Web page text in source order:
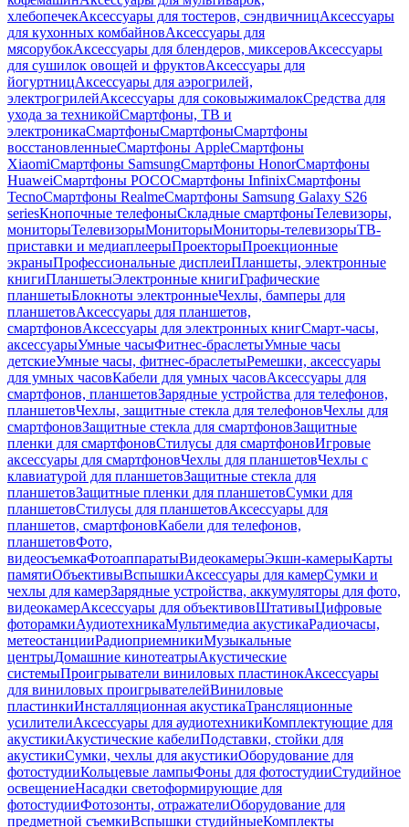
хлебопечекАксессуары для тостеров, сэндвичницАксессуары
для кухонных комбайновАксессуары для
мясорубокАксессуары для блендеров, миксеровАксессуары
для сушилок овощей и фруктовАксессуары для
йогуртницАксессуары для аэрогрилей,
электрогрилейАксессуары для соковыжималокСредства для
ухода за техникойСмартфоны, ТВ и
электроникаСмартфоныСмартфоныСмартфоны
восстановленныеСмартфоны AppleСмартфоны
XiaomiСмартфоны SamsungСмартфоны HonorСмартфоны
HuaweiСмартфоны POCOСмартфоны InfinixСмартфоны
TecnoСмартфоны RealmeСмартфоны Samsung Galaxy S26
seriesКнопочные телефоныСкладные смартфоныТелевизоры,
мониторыТелевизорыМониторыМониторы-телевизорыТВ-
приставки и медиаплеерыПроекторыПроекционные
экраныПрофессиональные дисплеиПланшеты, электронные
книгиПланшетыЭлектронные книгиГрафические
планшетыБлокноты электронныеЧехлы, бамперы для
планшетовАксессуары для планшетов,
смартфоновАксессуары для электронных книгСмарт-часы,
аксессуарыУмные часыФитнес-браслетыУмные часы
детскиеУмные часы, фитнес-браслетыРемешки, аксессуары
для умных часовКабели для умных часовАксессуары для
смартфонов, планшетовЗарядные устройства для телефонов,
планшетовЧехлы, защитные стекла для телефоновЧехлы для
смартфоновЗащитные стекла для смартфоновЗащитные
пленки для смартфоновСтилусы для смартфоновИгровые
аксессуары для смартфоновЧехлы для планшетовЧехлы с
клавиатурой для планшетовЗащитные стекла для
планшетовЗащитные пленки для планшетовСумки для
планшетовСтилусы для планшетовАксессуары для
планшетов, смартфоновКабели для телефонов,
планшетовФото,
видеосъемкаФотоаппаратыВидеокамерыЭкшн-камерыКарты
памятиОбъективыВспышкиАксессуары для камерСумки и
чехлы для камерЗарядные устройства, аккумуляторы для фото,
видеокамерАксессуары для объективовШтативыЦифровые
фоторамкиАудиотехникаМультимедиа акустикаРадиочасы,
метеостанцииРадиоприемникиМузыкальные
центрыДомашние кинотеатрыАкустические
системыПроигрыватели виниловых пластинокАксессуары
для виниловых проигрывателейВиниловые
пластинкиИнсталляционная акустикаТрансляционные
усилителиАксессуары для аудиотехникиКомплектующие для
акустикиАкустические кабелиПодставки, стойки для
акустикиСумки, чехлы для акустикиОборудование для
фотостудииКольцевые лампыФоны для фотостудииСтудийное
освещениеНасадки светоформирующие для
фотостудииФотозонты, отражателиОборудование для
предметной съемкиВспышки студийныеКомплекты